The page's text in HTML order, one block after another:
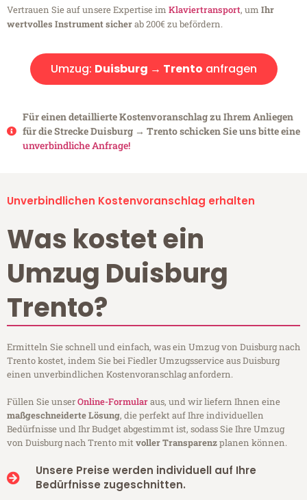
Vertrauen Sie auf unsere Expertise im Klaviertransport, um Ihr
wertvolles Instrument sicherab 200€ zu befördern.
Umzug: Duisburg → Trento anfragen
Für einen detaillierte Kostenvoranschlag zu Ihrem Anliegen
für die Strecke Duisburg → Trento schicken Sie uns bitte eine
unverbindliche Anfrage!
Unverbindlichen Kostenvoranschlag erhalten
Was kostet ein
Umzug Duisburg
Trento?
Ermitteln Sie schnell und einfach, was ein Umzug von Duisburg nach
Trento kostet, indem Sie bei Fiedler Umzugsservice aus Duisburg
einen unverbindlichen Kostenvoranschlag anfordern.
Füllen Sie unserOnline-Formularaus, und wir liefern Ihnen eine
maßgeschneiderte Lösung, die perfekt auf Ihre individuellen
Bedürfnisse und Ihr Budget abgestimmt ist, sodass Sie Ihre Umzug
von Duisburg nach Trento mitvoller Transparenzplanen können.
Unsere Preise werden individuell auf Ihre
Bedürfnisse zugeschnitten.